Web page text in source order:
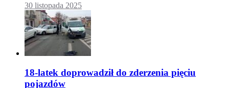
30 listopada 2025
18-latek doprowadził do zderzenia pięciu
pojazdów